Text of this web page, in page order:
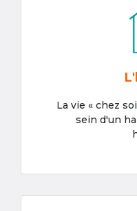
La vie « chez
sein d'un